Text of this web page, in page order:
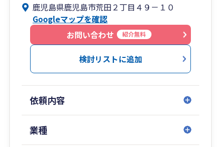
す。
事務所紹介YouTube動画
https://www.youtube.com/watch?
v=f9H496Ug1jk
鹿児島県鹿児島市荒田２丁目４９－１０
Googleマップを確認
お問い合わせ
紹介無料
検討リストに追加
依頼内容
業種